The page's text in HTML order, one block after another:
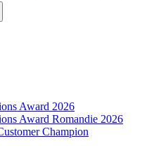
Award 2026
Award Romandie 2026
Champion